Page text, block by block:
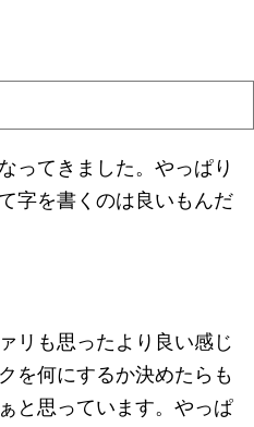
ってきました。やっぱり
字を書くのは良いもんだ
リも思ったより良い感じ
を何にするか決めたらも
と思っています。やっぱ